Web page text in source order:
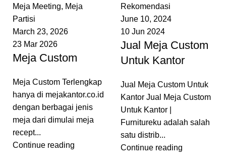
Meja Meeting, Meja
Partisi
March 23, 2026
23 Mar 2026
Meja Custom
Meja Custom Terlengkap
hanya di mejakantor.co.id
dengan berbagai jenis
meja dari dimulai meja
recept...
Continue reading
Rekomendasi
June 10, 2024
10 Jun 2024
Jual Meja Custom
Untuk Kantor
Jual Meja Custom Untuk
Kantor Jual Meja Custom
Untuk Kantor |
Furnitureku adalah salah
satu distrib...
Continue reading